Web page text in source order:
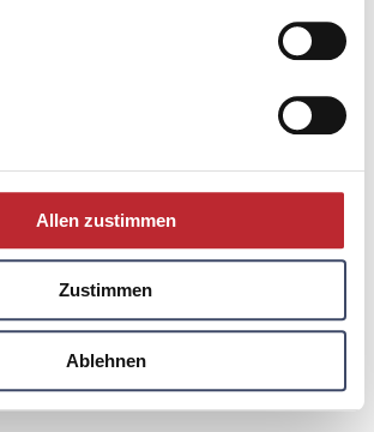
Allen zustimmen
Zustimmen
Ablehnen